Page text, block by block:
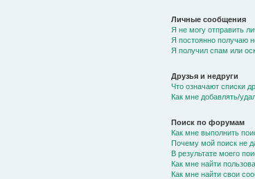
Личные сообщения
Я не могу отправить
Я постоянно получаю
Я получил спам или
Друзья и недруги
Что означают списки
Как мне добавлять/
Поиск по форумам
Как мне выполнить
Почему мой поиск не
В результате моего
Как мне найти
Как мне найти свои